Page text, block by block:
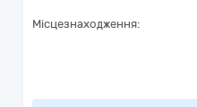
Місцезнаходження: